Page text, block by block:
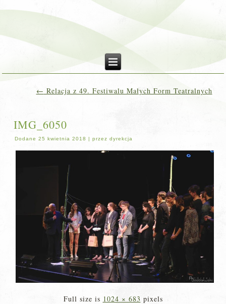
← Relacja z 49. Festiwalu Małych Form Teatralnych
IMG_6050
Dodane 25 kwietnia 2018 |przez dyrekcja
Full size is 1024 × 683 pixels